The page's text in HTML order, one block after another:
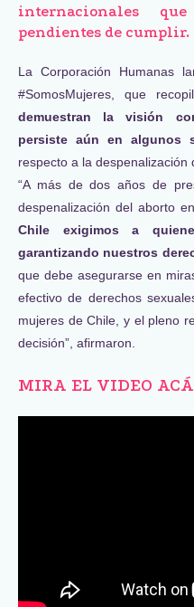
internacionales
pendientes de cumplir.
La Corporación Humanas
#SomosMujeres, que
demuestran la visión
persiste aún en algunos
respecto a la despenalización
“A más de dos años de
despenalización del aborto
Chile exigimos a
garantizando nuestros
que debe asegurarse en
efectivo de derechos
mujeres de Chile, y el pleno
decisión”, afirmaron.
MIRA EL VIDEO